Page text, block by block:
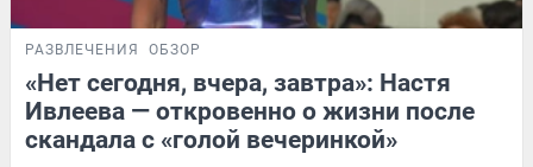
РАЗВЛЕЧЕНИЯ ОБЗОР
«Нет сегодня, вчера, завтра»: Настя
Ивлеева — откровенно о жизни после
скандала с «голой вечеринкой»